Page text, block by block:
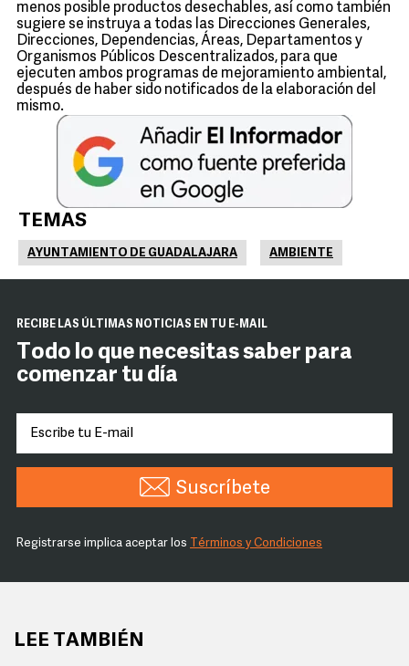
menos posible productos desechables, así como también
sugiere se instruya a todas las Direcciones Generales,
Direcciones, Dependencias, Áreas, Departamentos y
Organismos Públicos Descentralizados, para que
ejecuten ambos programas de mejoramiento ambiental,
después de haber sido notificados de la elaboración del
mismo.
TEMAS
AYUNTAMIENTO DE GUADALAJARA AMBIENTE
RECIBE LAS ÚLTIMAS NOTICIAS EN TU E-MAIL
Todo lo que necesitas saber para
comenzar tu día
Suscríbete
Registrarse implica aceptar los Términos y Condiciones
LEE TAMBIÉN